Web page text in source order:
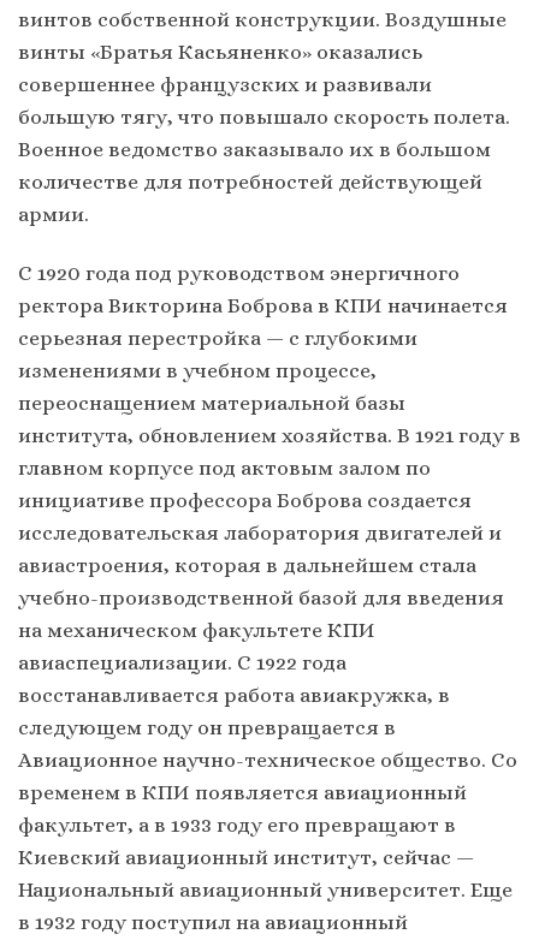
винтов собственной конструкции. Воздушные
винты «Братья Касьяненко» оказались
совершеннее французских и развивали
большую тягу, что повышало скорость полета.
Военное ведомство заказывало их в большом
количестве для потребностей действующей
армии.
С 1920 года под руководством энергичного
ректора Викторина Боброва в КПИ начинается
серьезная перестройка — с глубокими
изменениями в учебном процессе,
переоснащением материальной базы
института, обновлением хозяйства. В 1921 году в
главном корпусе под актовым залом по
инициативе профессора Боброва создается
исследовательская лаборатория двигателей и
авиастроения, которая в дальнейшем стала
учебно-производственной базой для введения
на механическом факультете КПИ
авиаспециализации. С 1922 года
восстанавливается работа авиакружка, в
следующем году он превращается в
Авиационное научно-техническое общество. Со
временем в КПИ появляется авиационный
факультет, а в 1933 году его превращают в
Киевский авиационный институт, сейчас —
Национальный авиационный университет. Еще
в 1932 году поступил на авиационный